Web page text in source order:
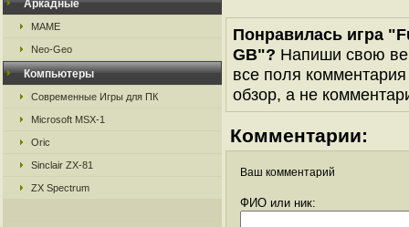
Аркадные
MAME
Neo-Geo
Компьютеры
Современные Игры для ПК
Microsoft MSX-1
Oric
Sinclair ZX-81
ZX Spectrum
Понравилась игра
GB"? Напиши свою
все поля комментария
обзор, а не
Комментарии:
Ваш комментарий
ФИО или ник: